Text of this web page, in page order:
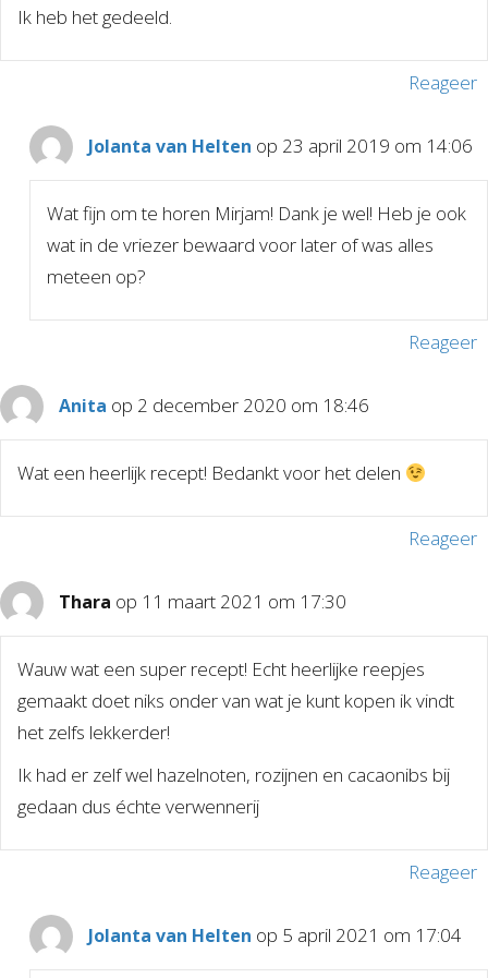
Ik heb het gedeeld.
Reageer
Jolanta van Helten op 23 april 2019 om 14:06
Wat fijn om te horen Mirjam! Dank je wel! Heb je ook
wat in de vriezer bewaard voor later of was alles
meteen op?
Reageer
Anita op 2 december 2020 om 18:46
Wat een heerlijk recept! Bedankt voor het delen
Reageer
Thara op 11 maart 2021 om 17:30
Wauw wat een super recept! Echt heerlijke reepjes
gemaakt doet niks onder van wat je kunt kopen ik vindt
het zelfs lekkerder!
Ik had er zelf wel hazelnoten, rozijnen en cacaonibs bij
gedaan dus échte verwennerij
Reageer
Jolanta van Helten op 5 april 2021 om 17:04